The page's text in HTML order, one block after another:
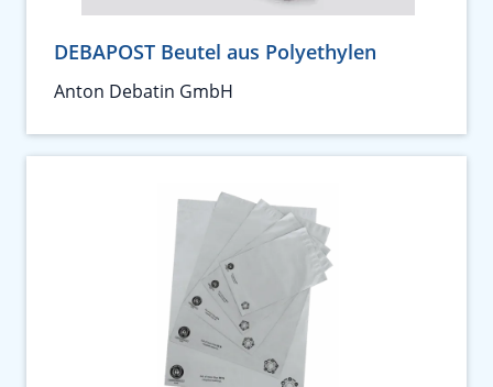
DEBAPOST Beutel aus Polyethylen
Anton Debatin GmbH